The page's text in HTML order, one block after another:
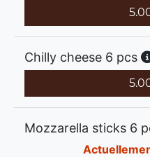
Chilly cheese 6 pcs
Mozzarella sticks 6